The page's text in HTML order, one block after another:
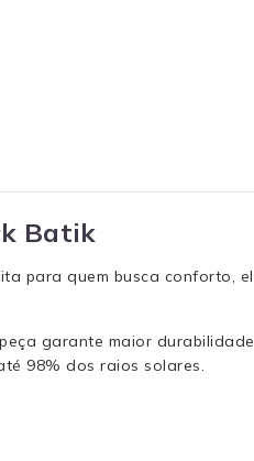
Batik
para quem busca conforto,
garante maior
98% dos raios solares.